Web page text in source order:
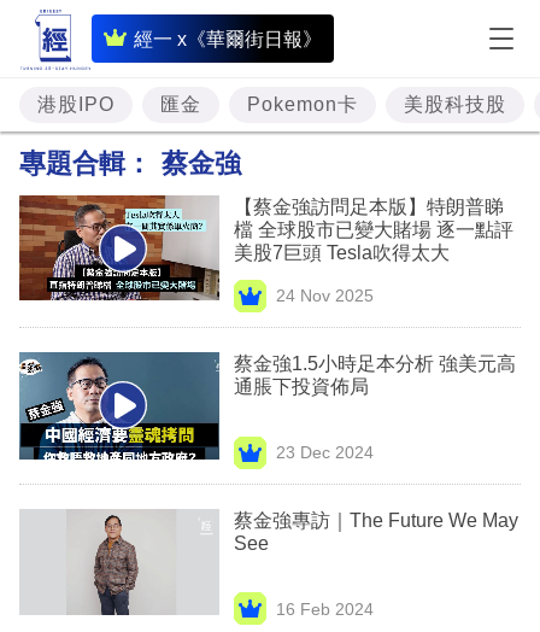
經一 x《華爾街日報》
即
時
財
經
題
投
資
樓
理
港股IPO 匯金 Pokemon卡 美股科技股
專題合輯： 蔡金強
【蔡金強訪問足本版】特朗普睇
檔 全球股市已變大賭場 逐一點評
美股7巨頭 Tesla吹得太大
24 Nov 2025
蔡金強1.5小時足本分析 強美元高
通脹下投資佈局
23 Dec 2024
蔡金強專訪｜The Future We May
See
16 Feb 2024